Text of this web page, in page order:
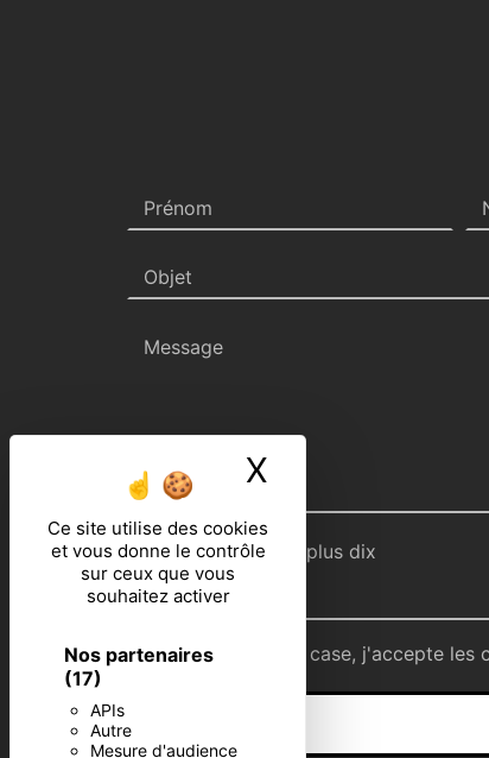
Ce site utilise des cookies
et vous donne le contrôle
sur ceux que vous
souhaitez activer
Nos partenaires
(17)
APIs
Autre
Mesure d'audience
X
Combien font deux plus dix
En cochant cette case, j'accepte